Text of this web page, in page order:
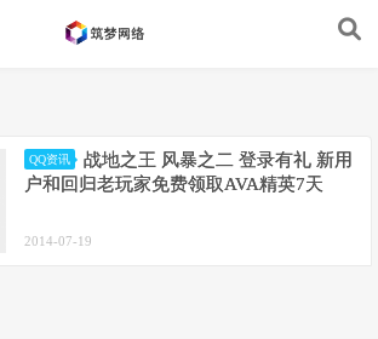
QQ资讯
战地之王 风暴之二 登录有礼 新用
户和回归老玩家免费领取AVA精英7天
2014-07-19